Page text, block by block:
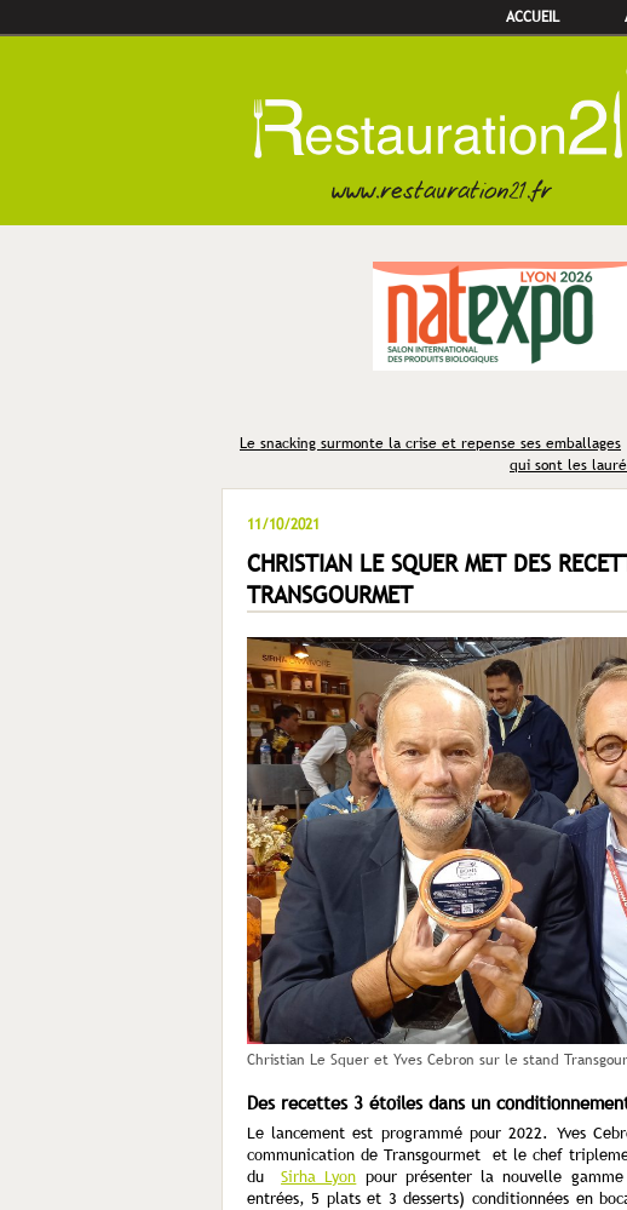
ACCUEIL
Le snacking surmonte la crise et repense ses emballages
qui sont les
11/10/2021
CHRISTIAN LE SQUER MET DES
TRANSGOURMET
Christian Le Squer et Yves Cebron sur le stand
Des recettes 3 étoiles dans un
Le lancement est programmé pour 2022. Yves
communication de Transgourmet et le chef
duSirha Lyon pour présenter la nouvelle
entrées, 5 plats et 3 desserts) conditionnées en